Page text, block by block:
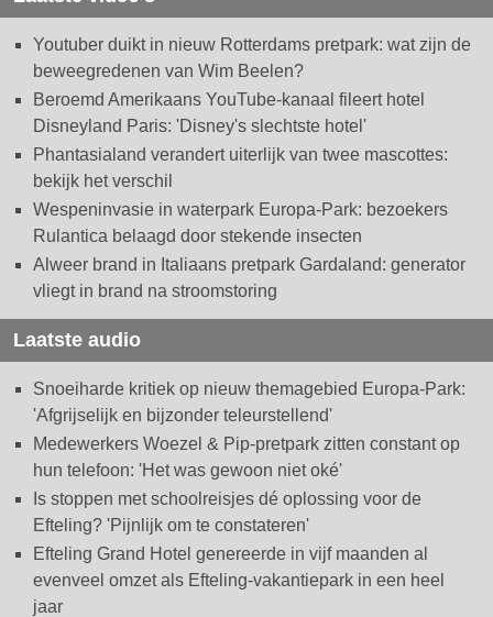
Youtuber duikt in nieuw Rotterdams pretpark: wat zijn de
beweegredenen van Wim Beelen?
Beroemd Amerikaans YouTube-kanaal fileert hotel
Disneyland Paris: 'Disney's slechtste hotel'
Phantasialand verandert uiterlijk van twee mascottes:
bekijk het verschil
Wespeninvasie in waterpark Europa-Park: bezoekers
Rulantica belaagd door stekende insecten
Alweer brand in Italiaans pretpark Gardaland: generator
vliegt in brand na stroomstoring
Laatste audio
Snoeiharde kritiek op nieuw themagebied Europa-Park:
'Afgrijselijk en bijzonder teleurstellend'
Medewerkers Woezel & Pip-pretpark zitten constant op
hun telefoon: 'Het was gewoon niet oké'
Is stoppen met schoolreisjes dé oplossing voor de
Efteling? 'Pijnlijk om te constateren'
Efteling Grand Hotel genereerde in vijf maanden al
evenveel omzet als Efteling-vakantiepark in een heel
jaar